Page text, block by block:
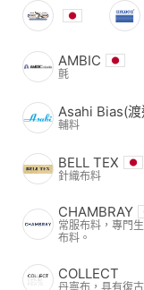
AMBIC
氈
Asahi Bias(渡
輔料
BELL TEX
針織布料
CHAMBRAY
常服布料，專門
布料。
COLLECT
丹寧布，具有復